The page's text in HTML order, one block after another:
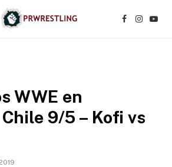
Facebook
WWE en
9/5 – Kofi vs